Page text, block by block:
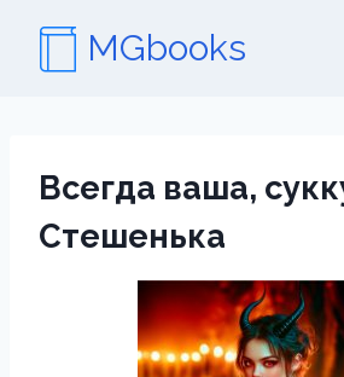
содержимому
MGbooks
Всегда ваша,
Стешенька